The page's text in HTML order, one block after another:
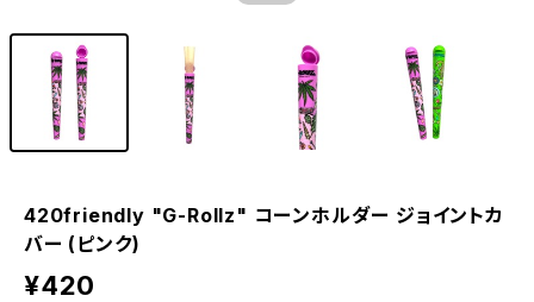
420friendly "G-Rollz" コーンホルダー ジョイントカ
バー (ピンク)
¥420